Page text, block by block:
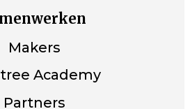
Makers
Academy
Partners